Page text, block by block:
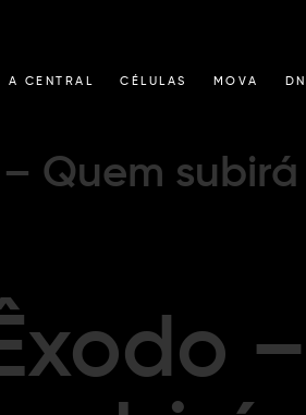
A CENTRAL CÉLULAS MOVA
Quem
–